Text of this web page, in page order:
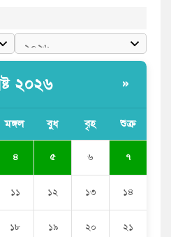
২০২৬ »
মঙ্গল বুধ বৃহ শুক্র
৪ ৫ ৬ ৭
১১ ১২ ১৩ ১৪
১৮ ১৯ ২০ ২১